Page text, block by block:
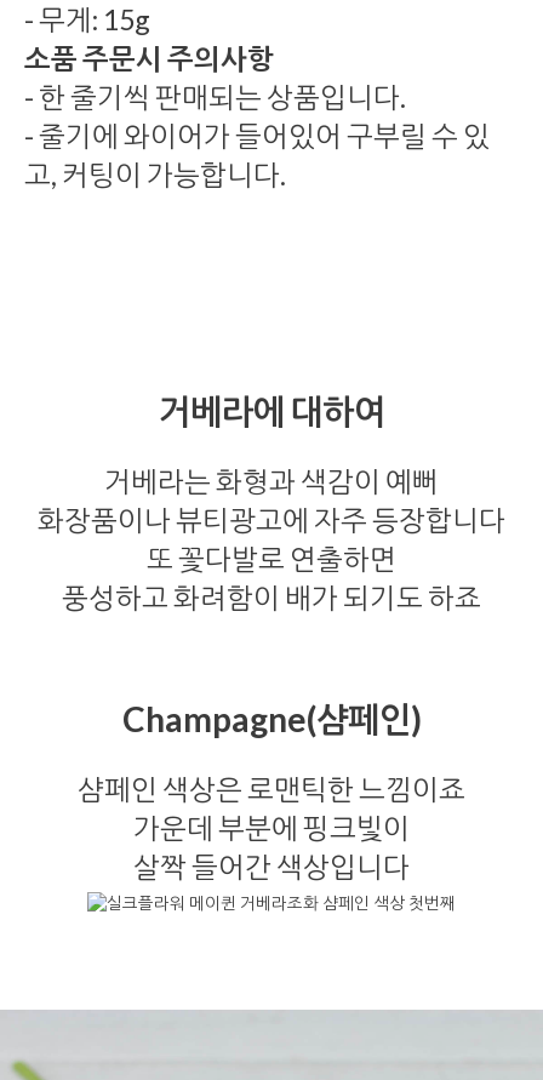
- 무게: 15g
소품 주문시 주의사항
- 한 줄기씩 판매되는 상품입니다.
- 줄기에 와이어가 들어있어 구부릴 수 있
고, 커팅이 가능합니다.
거베라에 대하여
거베라는 화형과 색감이 예뻐
화장품이나 뷰티광고에 자주 등장합니다
또 꽃다발로 연출하면
풍성하고 화려함이 배가 되기도 하죠
Champagne(샴페인)
샴페인 색상은 로맨틱한 느낌이죠
가운데 부분에 핑크빛이
살짝 들어간 색상입니다